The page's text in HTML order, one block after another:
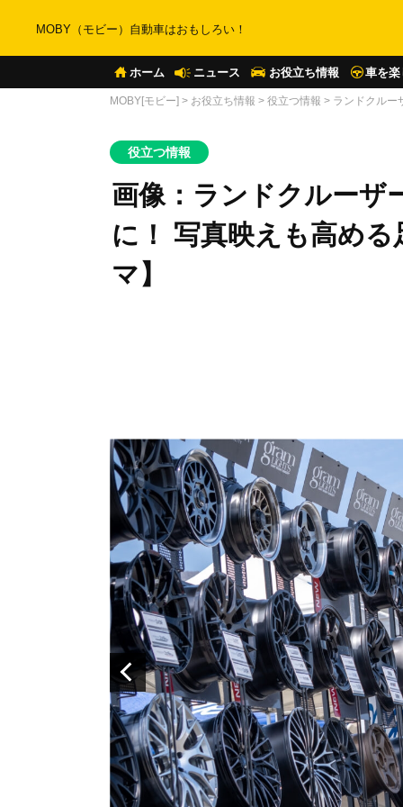
MOBY（モビー）自動車はおもしろい！
ホーム ニュース お役立ち情報 車を楽
MOBY[モビー] > お役立ち情報 > 役立つ情報 > ランドクルー
役立つ情報
画像：ランドクルーザ
に！ 写真映えも高め
マ】